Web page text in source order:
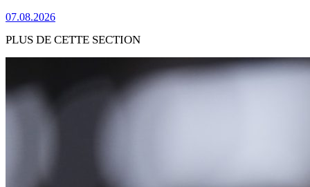
07.08.2026
PLUS DE CETTE SECTION